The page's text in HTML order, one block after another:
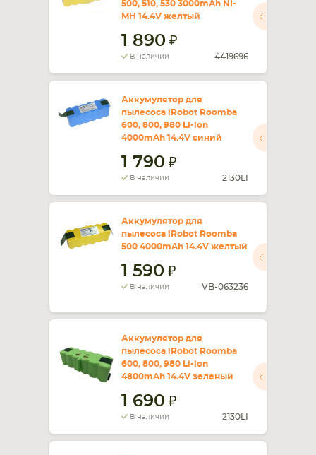
500, 510, 530 3000mAh NI-
MH 14.4V желтый
1 890
В наличии 4419696
Аккумулятор для
пылесоса iRobot Roomba
600, 800, 980 Li-ion
4000mAh 14.4V синий
1 790
В наличии 2130LI
Аккумулятор для
пылесоса iRobot Roomba
500 4000mAh 14.4V желтый
1 590
В наличии VB-063236
Аккумулятор для
пылесоса iRobot Roomba
600, 800, 980 Li-ion
4800mAh 14.4V зеленый
1 690
В наличии 2130LI